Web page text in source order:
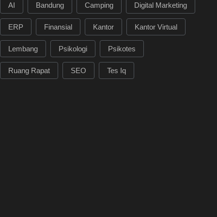
AI Bandung Camping Digital Marketing
ERP Finansial Kantor Kantor Virtual
Lembang Psikologi Psikotes
Ruang Rapat SEO Tes Iq